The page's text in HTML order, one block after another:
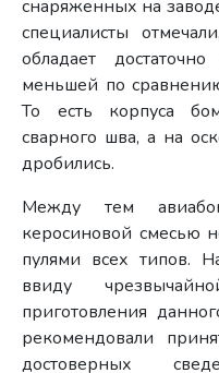
снаряженных на
специалисты
обладает
меньшей по
То есть корпуса
сварного шва, а на
дробились.
Между тем
керосиновой смесью
пулями всех типов.
ввиду
приготовления
рекомендовали
достоверных